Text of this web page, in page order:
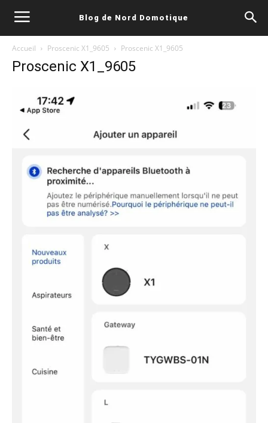
Blog de Nord Domotique
Accueil Proscenic X1_9605 Proscenic X1_9605
Proscenic X1_9605